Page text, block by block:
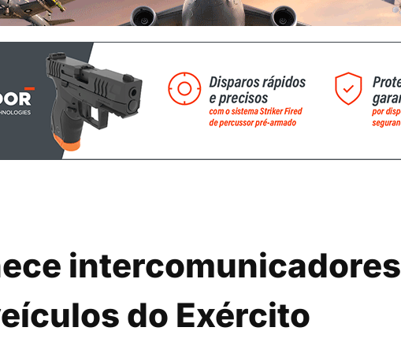
intercomunicadores
do Exército